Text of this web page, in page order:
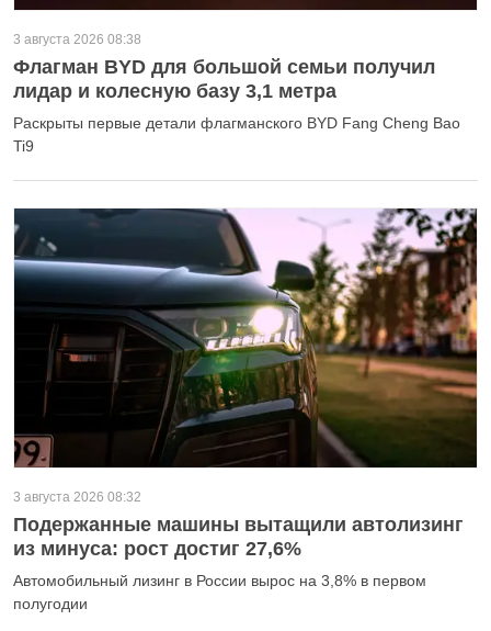
3 августа 2026 08:38
Флагман BYD для большой семьи получил
лидар и колесную базу 3,1 метра
Раскрыты первые детали флагманского BYD Fang Cheng Bao
Ti9
3 августа 2026 08:32
Подержанные машины вытащили автолизинг
из минуса: рост достиг 27,6%
Автомобильный лизинг в России вырос на 3,8% в первом
полугодии